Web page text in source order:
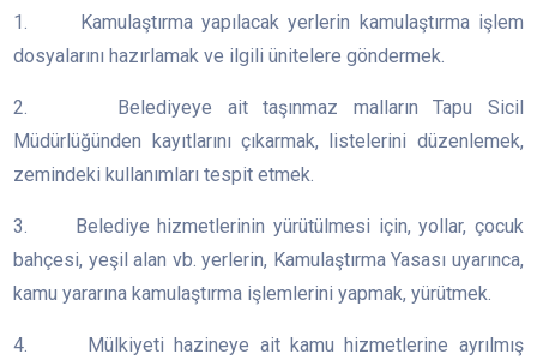
1. Kamulaştırma yapılacak yerlerin kamulaştırma işlem
dosyalarını hazırlamak ve ilgili ünitelere göndermek.
2. Belediyeye ait taşınmaz malların Tapu Sicil
Müdürlüğünden kayıtlarını çıkarmak, listelerini düzenlemek,
zemindeki kullanımları tespit etmek.
3. Belediye hizmetlerinin yürütülmesi için, yollar, çocuk
bahçesi, yeşil alan vb. yerlerin, Kamulaştırma Yasası uyarınca,
kamu yararına kamulaştırma işlemlerini yapmak, yürütmek.
4. Mülkiyeti hazineye ait kamu hizmetlerine ayrılmış